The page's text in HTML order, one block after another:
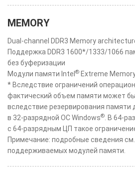
MEMORY
Dual-channel DDR3 Memory
Поддержка DDR3 1600*/1333/1066
без буферизации
Модули памяти Intel ® Extreme
* Вследствие ограничений
фактический объем памяти может
вследствие резервирования памяти
в 32-разрядной ОС Windows® . В 64-
с 64-разрядным ЦП такое
Примечание: подробные сведения
поддерживаемых модулей памяти.